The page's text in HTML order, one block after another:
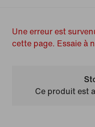
Une erreur est
cette page. Essaie à
Ce produit est